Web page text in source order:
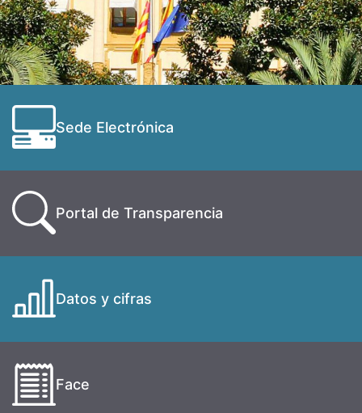
Sede Electrónica
Portal de Transparencia
Datos y cifras
Face